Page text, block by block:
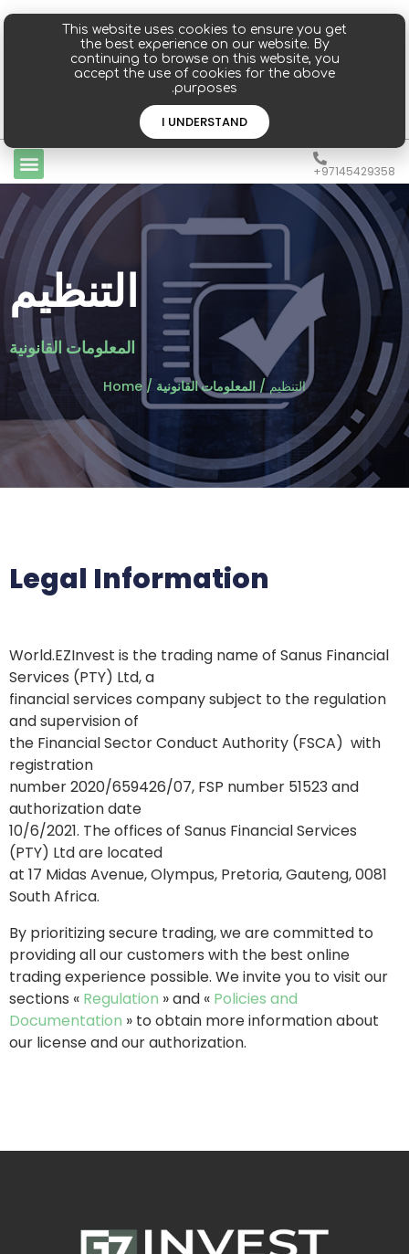
تسجيل الدخول إشتراك
97145429358+
التنظيم
المعلومات القانونية
Home / التنظيم / المعلومات القانونية
Legal Information
World.EZInvest is the trading name of Sanus Financial
Services (PTY) Ltd, a
financial services company subject to the regulation
and supervision of
the Financial Sector Conduct Authority (FSCA) with
registration
number 2020/659426/07, FSP number 51523 and
authorization date
10/6/2021. The offices of Sanus Financial Services
(PTY) Ltd are located
at 17 Midas Avenue, Olympus, Pretoria, Gauteng, 0081
South Africa.
By prioritizing secure trading, we are committed to
providing all our customers with the best online
trading experience possible. We invite you to visit our
sections « Regulation » and « Policies and
Documentation » to obtain more information about
our license and our authorization.
This website uses cookies to ensure you get
the best experience on our website. By
continuing to browse on this website, you
accept the use of cookies for the above
purposes.
I UNDERSTAND